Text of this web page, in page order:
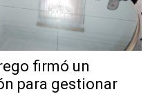
firmó un
para gestionar